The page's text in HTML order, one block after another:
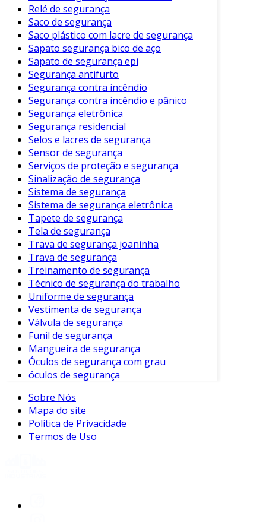
A instalação de câmeras de segurança deve ser
feita de forma estratégica. Posicione as
câmeras em locais que ofereçam a melhor
cobertura da área. Em seguida, ajuste as
configurações conforme necessário.
Além disso, a manutenção regular das câmeras
é fundamental. Isso inclui verificar as conexões
e garantir que as lentes estejam limpas. A
realização de testes para assegurar que a
gravação está funcionando corretamente
também é recomendada.
Considerações Finais
Em conclusão, investir em uma câmera de
segurança é um passo crucial para proteger
sua propriedade e entes queridos. A variedade
de opções disponíveis no mercado possibilita
que você encontre a solução ideal para suas
necessidades. Além disso, a funcionalidade e a
tecnologia modernas garantem
monitoramento eficiente.
Portanto, não deixe a segurança de lado.
Escolher a câmera certa pode fazer toda a
diferença na prevenção contra crimes e na
proteção do que é mais importante. Adote a
segurança como prioridade, e peça ajuda de
especialistas para obter uma instalação
adequada e eficaz.
Relé de segurança
Saco de segurança
Saco plástico com lacre de segurança
Sapato segurança bico de aço
Sapato de segurança epi
Segurança antifurto
Segurança contra incêndio
Segurança contra incêndio e pânico
Segurança eletrônica
Segurança residencial
Selos e lacres de segurança
Sensor de segurança
Serviços de proteção e segurança
Sinalização de segurança
Sistema de segurança
Sistema de segurança eletrônica
Tapete de segurança
Tela de segurança
Trava de segurança joaninha
Trava de segurança
Treinamento de segurança
Técnico de segurança do trabalho
Uniforme de segurança
Vestimenta de segurança
Válvula de segurança
Funil de segurança
Mangueira de segurança
Óculos de segurança com grau
óculos de segurança
Sobre Nós
Mapa do site
Política de Privacidade
Termos de Uso